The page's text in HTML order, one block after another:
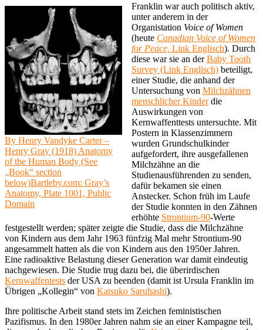
By Henry Vandyke Carter –
Henry Gray (1918) Anatomy
of the Human Body (See
„Book“ section
below)Bartleby.com: Gray’s
Anatomy, Plate 1001, Public
Domain
Franklin war auch politisch aktiv,
unter anderem in der
Organistation Voice of Women
(heute Canadian Voice of Women
for Peace, Link Englisch). Durch
diese war sie an derBaby Tooth
Survey (Link Englisch) beteiligt,
einer Studie, die anhand der
Untersuchung von Milchzähnen
menschlicher Kinderdie
Auswirkungen von
Kernwaffenttests untersuchte. Mit
Postern in Klassenzimmern
wurden Grundschulkinder
aufgefordert, ihre ausgefallenen
Milchzähne an die
Studienausführenden zu senden,
dafür bekamen sie einen
Anstecker. Schon früh im Laufe
der Studie konnten in den Zähnen
erhöhte Strontium-90-Werte
festgestellt werden; später zeigte die Studie, dass die Milchzähne
von Kindern aus dem Jahr 1963 fünfzig Mal mehr Strontium-90
angesammelt hatten als die von Kindern aus den 1950er Jahren.
Eine radioaktive Belastung dieser Generation war damit eindeutig
nachgewiesen. Die Studie trug dazu bei, die überirdischen
Kernwaffentests der USA zu beenden (damit ist Ursula Franklin im
Übrigen „Kollegin“ von Katsuko Saruhashi).
Ihre politische Arbeit stand stets im Zeichen feministischen
Pazifismus. In den 1980er Jahren nahm sie an einer Kampagne teil,